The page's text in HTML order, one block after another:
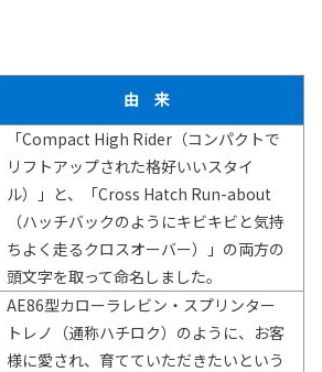
由 来
「Compact High Rider（コンパクトで
リフトアップされた格好いいスタイ
ル）」と、「Cross Hatch Run-about
（ハッチバックのようにキビキビと気持
ちよく走るクロスオーバー）」の両方の
頭文字を取って命名しました。
AE86型カローラレビン・スプリンター
トレノ（通称ハチロク）のように、お客
様に愛され、育てていただきたいという